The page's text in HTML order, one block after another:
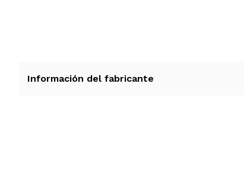
Información del fabricante